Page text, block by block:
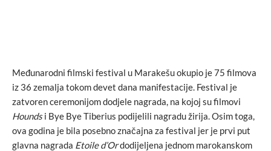
Međunarodni filmski festival u Marakešu okupio je 75 filmova
iz 36 zemalja tokom devet dana manifestacije. Festival je
zatvoren ceremonijom dodjele nagrada, na kojoj su filmovi
Houndsi Bye Bye Tiberius podijelili nagradu žirija. Osim toga,
ova godina je bila posebno značajna za festival jer je prvi put
glavna nagrada Etoile d’Ordodijeljena jednom marokanskom